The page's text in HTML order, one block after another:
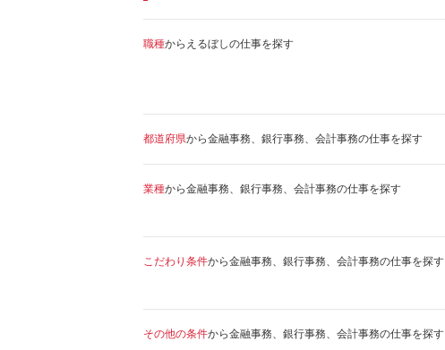
職種からえるぼしの仕事を探す
都道府県から金融事務、銀行事務、会計事務の仕事を探す
業種から金融事務、銀行事務、会計事務の仕事を探す
こだわり条件から金融事務、銀行事務、会計事務の仕事を探す
その他の条件から金融事務、銀行事務、会計事務の仕事を探す